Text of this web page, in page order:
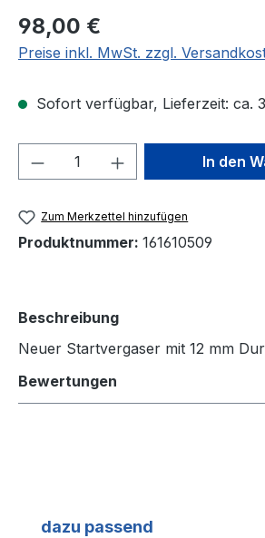
Regulärer Preis:
98,00 €
Preise inkl. MwSt. zzgl.
Sofort verfügbar, Lieferzeit: ca.
Produkt Anzahl: GibIn den
Zum Merkzettel hinzufügen
Produktnummer: 161610509
Beschreibung
Neuer Startvergaser mit 12 mm
Bewertungen
Produktgalerie überspringen
dazu passend